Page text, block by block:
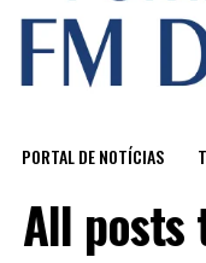
PORTAL DE NOTÍCIAS
All posts